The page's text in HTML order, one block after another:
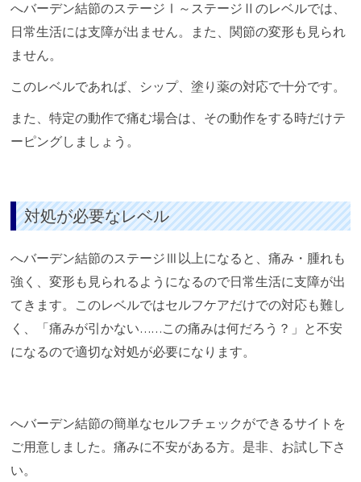
へバーデン結節のステージⅠ～ステージⅡのレベルでは、
日常生活には支障が出ません。また、関節の変形も見られ
ません。
このレベルであれば、シップ、塗り薬の対応で十分です。
また、特定の動作で痛む場合は、その動作をする時だけテ
ーピングしましょう。
対処が必要なレベル
へバーデン結節のステージⅢ以上になると、痛み・腫れも
強く、変形も見られるようになるので日常生活に支障が出
てきます。このレベルではセルフケアだけでの対応も難し
く、「痛みが引かない……この痛みは何だろう？」と不安
になるので適切な対処が必要になります。
へバーデン結節の簡単なセルフチェックができるサイトを
ご用意しました。痛みに不安がある方。是非、お試し下さ
い。